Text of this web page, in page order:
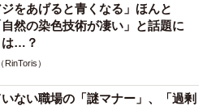
ジをあげると青くなる」ほんと
然の染色技術が凄い」と話題に
は…？
）
ない職場の「謎マナー」、「過剰